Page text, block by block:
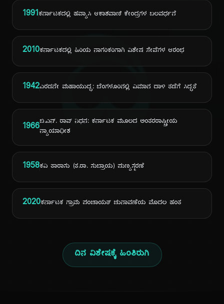
ದಿ
1991ಕರ್ನಾಟಕದಲ್ಲಿ ಹವ್ಯಾಸಿ ಆಕಾಶವಾಣಿ ಕೇಂದ್ರಗಳ ಬಲವರ್ಧನೆ
2010ಕರ್ನಾಟಕದಲ್ಲಿ ಹಿರಿಯ ನಾಗರಿಕರಿಗಾಗಿ ವಿಶೇಷ ಸೇವೆಗಳ ಆರಂಭ
1942ಎರಡನೇ ಮಹಾಯುದ್ಧ: ಬೆಂಗಳೂರಿನಲ್ಲಿ ವಿಮಾನ ದಾಳಿ ತಡೆಗೆ ಸಿದ್ಧತೆ
1966ಬಿ.ಎನ್. ರಾವ್ ನಿಧನ: ಕರ್ನಾಟಕ ಮೂಲದ ಅಂತರರಾಷ್ಟ್ರೀಯ
ನ್ಯಾಯಾಧೀಶ
1958ಕವಿ ತಾರಾಸು (ತ.ರಾ. ಸುಬ್ರಾಯ) ಪುಣ್ಯಸ್ಮರಣೆ
2020ಕರ್ನಾಟಕ ಗ್ರಾಮ ಪಂಚಾಯತ್ ಚುನಾವಣೆಯ ಮೊದಲ ಹಂತ
ದಿನ ವಿಶೇಷಕ್ಕೆ ಹಿಂತಿರುಗಿ